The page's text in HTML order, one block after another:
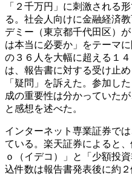
「２千万円」に刺激される
る。社会人向けに金融経済
デミー（東京都千代田区）
は本当に必要か」をテーマ
の３６人を大幅に超える１
は、報告書に対する受け止
「疑問」を訴えた。参加し
成の重要性は分かっていた
と感想を述べた。
インターネット専業証券で
ている。楽天証券によると
ｏ（イデコ）」と「少額投
込件数は報告書発表後に約